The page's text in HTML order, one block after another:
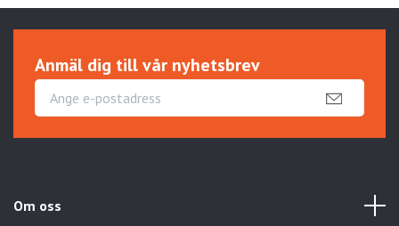
Anmäl dig till vår nyhetsbrev
Om oss